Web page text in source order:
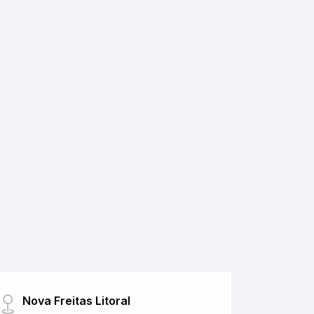
Nova Freitas Litoral